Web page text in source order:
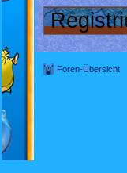
Foren-Übersicht